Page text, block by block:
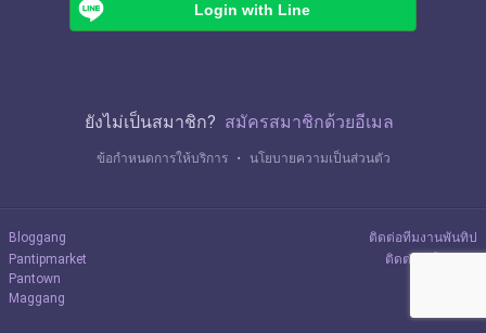
Login with Line
ยังไม่เป็นสมาชิก? สมัครสมาชิกด้วยอีเมล
ข้อกำหนดการให้บริการ ・ นโยบายความเป็นส่วนตัว
Bloggang
Pantipmarket
Pantown
Maggang
ติดต่อทีมงานพันทิป
ติดต่อลงโฆษณา